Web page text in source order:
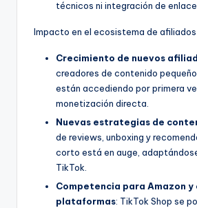
técnicos ni integración de
Impacto en el ecosistema de afiliados
Crecimiento de nuevos
creadores de contenido
están accediendo por primera
monetización directa.
Nuevas estrategias de
de reviews, unboxing y
corto está en auge,
TikTok.
Competencia para Amazon
plataformas: TikTok Shop se